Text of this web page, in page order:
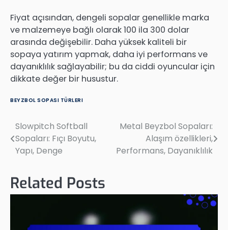
Fiyat açısından, dengeli sopalar genellikle marka
ve malzemeye bağlı olarak 100 ila 300 dolar
arasında değişebilir. Daha yüksek kaliteli bir
sopaya yatırım yapmak, daha iyi performans ve
dayanıklılık sağlayabilir; bu da ciddi oyuncular için
dikkate değer bir husustur.
BEYZBOL SOPASI TÜRLERI
Post
navigation
Slowpitch Softball
Sopaları: Fıçı Boyutu,
Yapı, Denge
Metal Beyzbol Sopaları:
Alaşım özellikleri,
Performans, Dayanıklılık
Related Posts